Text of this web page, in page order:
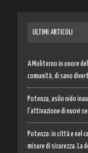
ULTIMI ARTICOLI
A Moliterno in onore
comunità, di sano
Potenza, asilo nido
l’attivazione di nuovi
Potenza: in città e nel
misure di sicurezza. La